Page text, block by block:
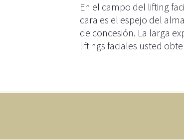
En el campo del lifting
cara es el espejo del
de concesión. La larga
liftings faciales usted